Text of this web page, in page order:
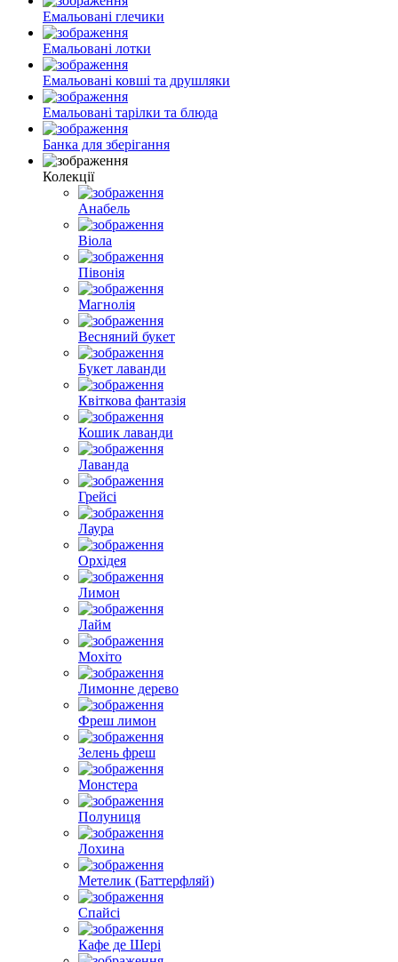
Емальовані глечики
Емальовані лотки
Емальовані ковші та друшляки
Емальовані тарілки та блюда
Банка для зберігання
Колекції
Анабель
Віола
Півонія
Магнолія
Весняний букет
Букет лаванди
Квіткова фантазія
Кошик лаванди
Лаванда
Грейсі
Лаура
Орхідея
Лимон
Лайм
Мохіто
Лимонне дерево
Фреш лимон
Зелень фреш
Монстера
Полуниця
Лохина
Метелик (Баттерфляй)
Спайсі
Кафе де Шері